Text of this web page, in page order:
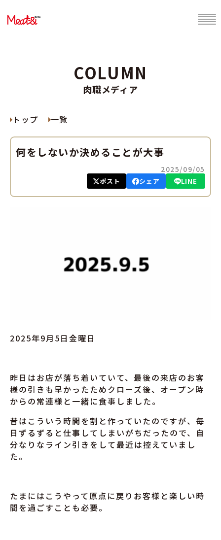
COLUMN
肉職メディア
トップ 一覧
何をしないか決めることが大事
2025/09/05
ポスト シェア LINE
2025年9月5日金曜日
昨日はお店が落ち着いていて、最後の来店のお客
様の引きも早かったためクローズ後、オープン時
からの常連様と一緒に食事しました。
昔はこういう時間を割と作っていたのですが、毎
日ずるずると仕事してしまいがちだったので、自
分なりなライン引きをして最近は控えていまし
た。
たまにはこうやって原点に戻りお客様と楽しい時
間を過ごすことも必要。